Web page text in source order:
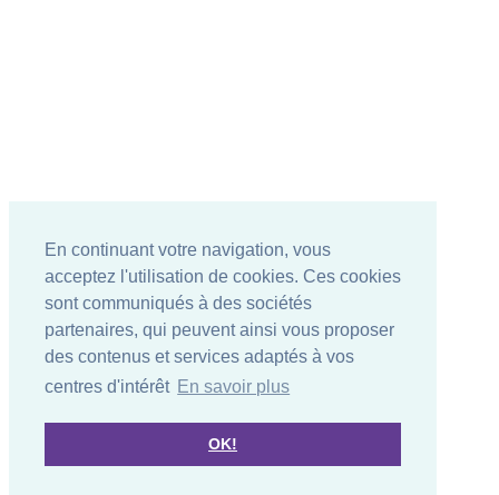
En continuant votre navigation, vous
acceptez l'utilisation de cookies. Ces cookies
sont communiqués à des sociétés
partenaires, qui peuvent ainsi vous proposer
des contenus et services adaptés à vos
centres d'intérêt En savoir plus
OK!